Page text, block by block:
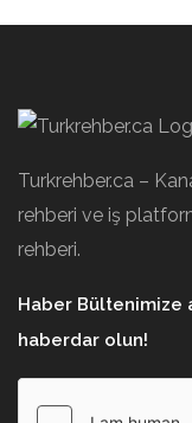
Turkrehber.ca –
rehberi ve iş
rehberi.
Haber Bültenimize
haberdar olun!